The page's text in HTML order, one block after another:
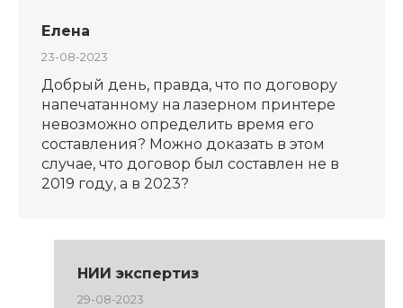
Елена
23-08-2023
Добрый день, правда, что по договору
напечатанному на лазерном принтере
невозможно определить время его
составления? Можно доказать в этом
случае, что договор был составлен не в
2019 году, а в 2023?
НИИ экспертиз
29-08-2023